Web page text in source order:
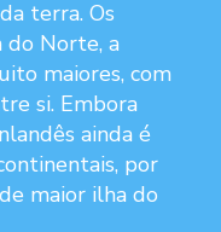
terra. Os
do Norte, a
maiores, com
si. Embora
ainda é
por
maior ilha do